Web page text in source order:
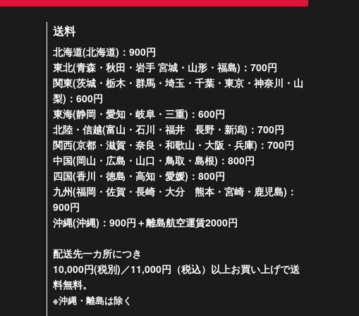
送料
北海道(北海道)：900円
東北(青森・秋田・岩手 宮城・山形・福島)：700円
関東(茨城・栃木・群馬・埼玉・千葉・東京・神奈川・山
梨)：600円
東海(静岡・愛知・岐阜・三重)：600円
北陸・信越(富山・石川・福井 長野・新潟)：700円
関西(京都・滋賀・奈良・和歌山・大阪・兵庫)：700円
中国(岡山・広島・山口・鳥取・島根)：800円
四国(香川・徳島・高知・愛媛)：800円
九州(福岡・佐賀・長崎・大分 熊本・宮崎・鹿児島)：
900円
沖縄(沖縄)：900円＋離島航空運賃2000円
配送先一カ所につき
10,000円(税別)／11,000円（税込）以上お買い上げで送
料無料。
※沖縄・離島は除く